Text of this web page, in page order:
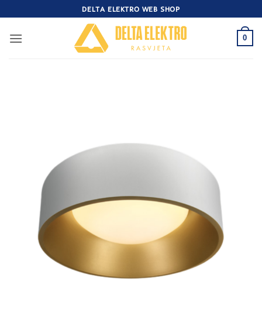
to
content
DELTA ELEKTRO WEB SHOP
0